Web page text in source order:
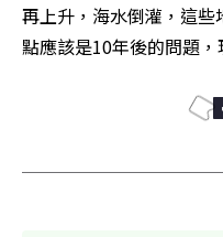
再上升，海水倒灌，這
點應該是10年後的問題，